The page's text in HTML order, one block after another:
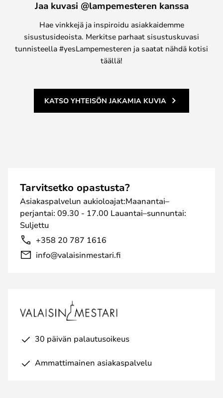
Jaa kuvasi @lampemesteren kanssa
Hae vinkkejä ja inspiroidu asiakkaidemme
sisustusideoista. Merkitse parhaat sisustuskuvasi
tunnisteella #yesLampemesteren ja saatat nähdä kotisi
täällä!
KATSO YHTEISÖN JAKAMIA KUVIA
Tarvitsetko opastusta?
Asiakaspalvelun aukioloajat:Maanantai–
perjantai: 09.30 - 17.00 Lauantai–sunnuntai:
Suljettu
+358 20 787 1616
info@valaisinmestari.fi
30 päivän palautusoikeus
Ammattimainen asiakaspalvelu